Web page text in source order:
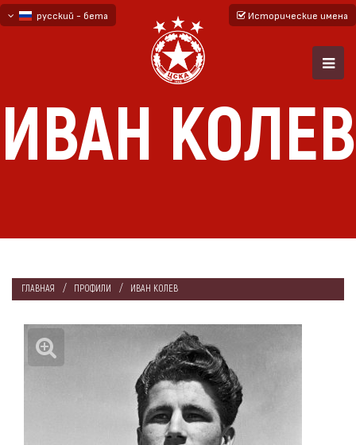
русский - бета
Исторические имена
ИВАН КОЛЕВ
ГЛАВНАЯ ПРОФИЛИ ИВАН КОЛЕВ